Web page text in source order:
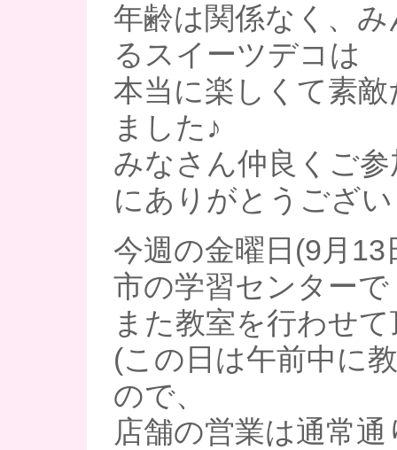
年齢は関係なく、
るスイーツデコは
本当に楽しくて素
ました♪
みなさん仲良くご
にありがとうござ
今週の金曜日(9月13
市の学習センターで
また教室を行わせ
(この日は午前中に
ので、
店舗の営業は通常